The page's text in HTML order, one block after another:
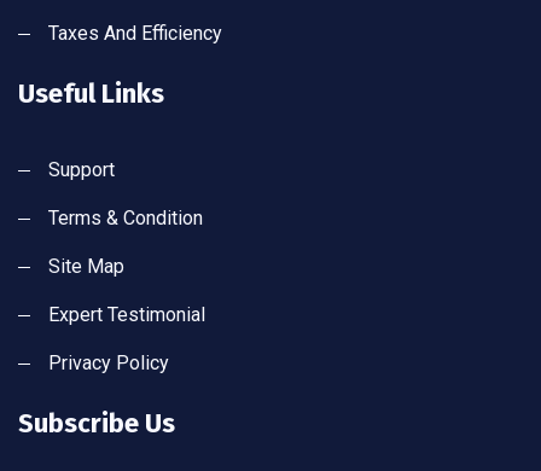
Taxes And Efficiency
Useful Links
Support
Terms & Condition
Site Map
Expert Testimonial
Privacy Policy
Subscribe Us